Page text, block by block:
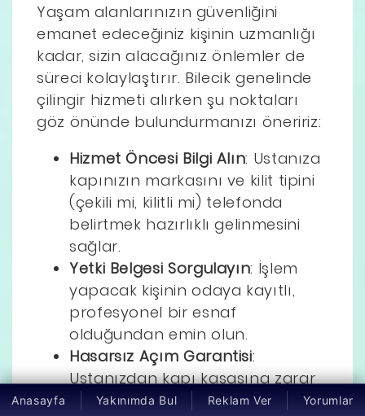
Yaşam alanlarınızın güvenliğini
emanet edeceğiniz kişinin uzmanlığı
kadar, sizin alacağınız önlemler de
süreci kolaylaştırır. Bilecik genelinde
çilingir hizmeti alırken şu noktaları
göz önünde bulundurmanızı öneririz:
Hizmet Öncesi Bilgi Alın: Ustanıza
kapınızın markasını ve kilit tipini
(çekili mi, kilitli mi) telefonda
belirtmek hazırlıklı gelinmesini
sağlar.
Yetki Belgesi Sorgulayın: İşlem
yapacak kişinin odaya kayıtlı,
profesyonel bir esnaf
olduğundan emin olun.
Hasarsız Açım Garantisi:
Ustanızdan kapı kasasına zarar
vermeden açım yapacağına dair
Anasayfa Yakınımda Bul Reklam Ver Yorumlar